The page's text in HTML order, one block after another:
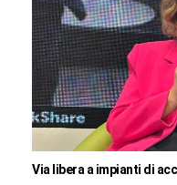
Via libera a impianti di